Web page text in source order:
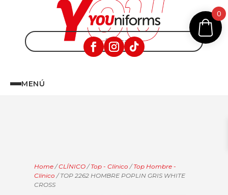
MENÚ
Home /CLÍNICO /Top - Clínico /Top Hombre -
Clínico / TOP 2262 HOMBRE POPLIN GRIS WHITE
CROSS
0